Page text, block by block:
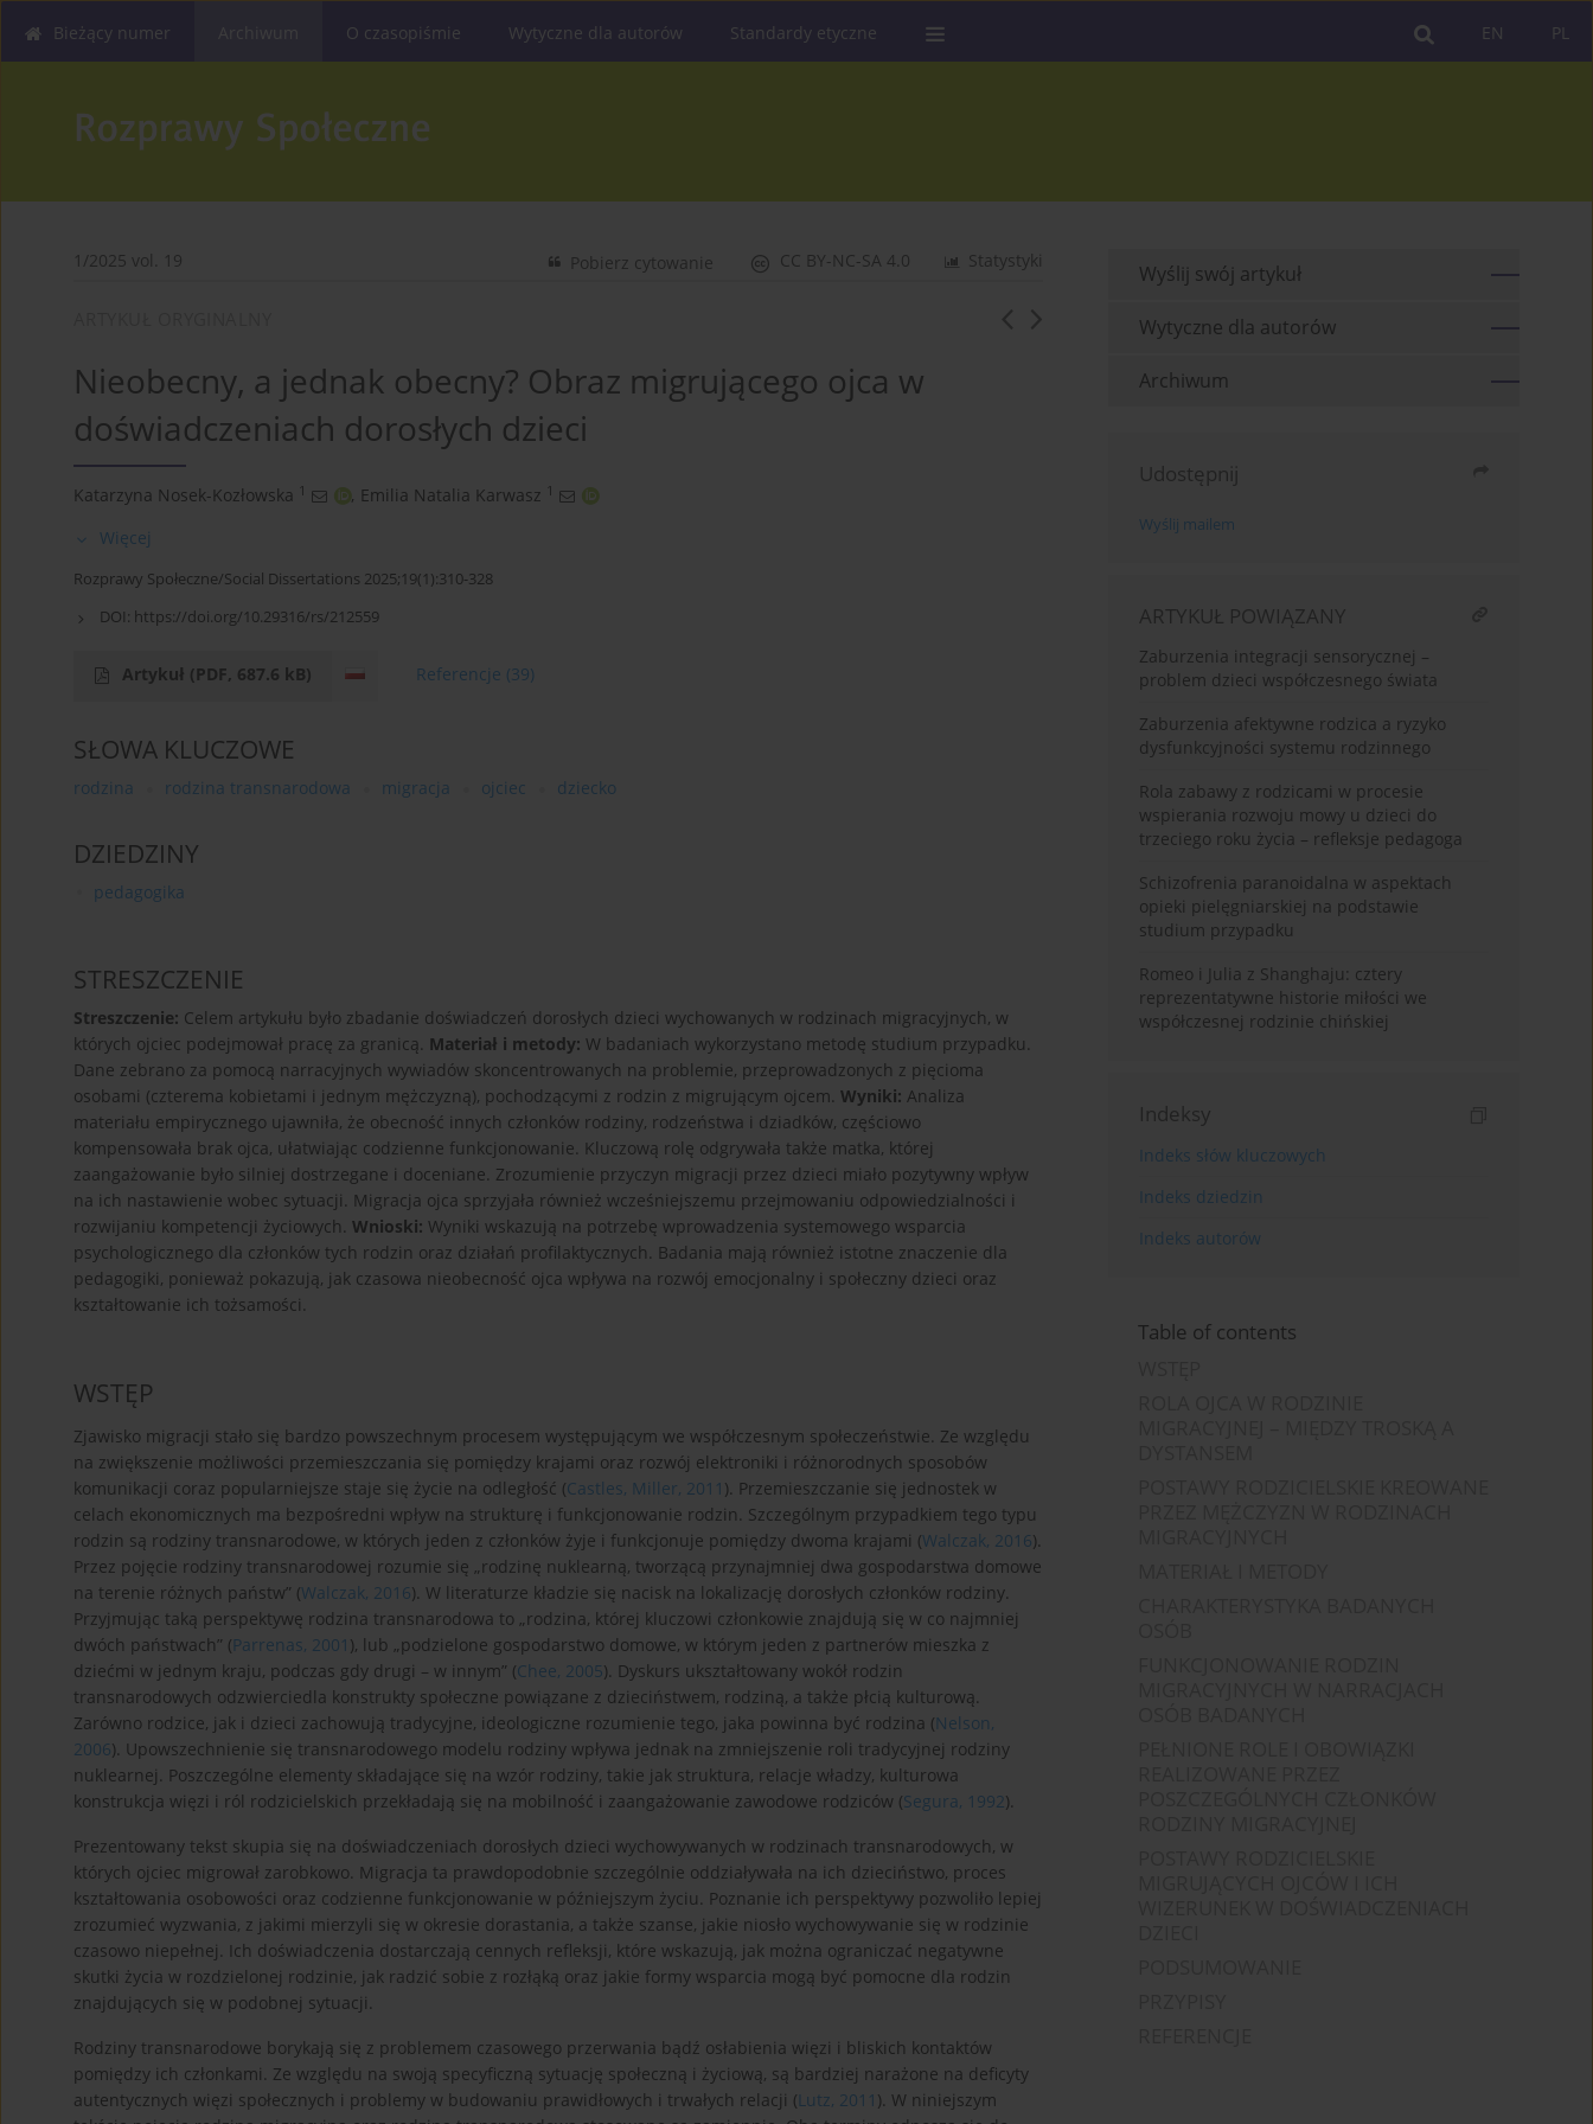
PL
EN
Bieżący numer O czasopiśmie Wytyczne dla autorów Standardy etyczne
1/2025 vol. 19 Statystyki
CC BY-NC-SA 4.0
Pobierz cytowanie
Nieobecny, a jednak obecny? Obraz migrującego ojca w
doświadczeniach dorosłych dzieci
Katarzyna Nosek-Kozłowska 1 , Emilia Natalia Karwasz 1
Więcej
Rozprawy Społeczne/Social Dissertations 2025;19(1):310-328
DOI: https://doi.org/10.29316/rs/212559
Artykuł (PDF, 687.6 kB) Referencje (39)
SŁOWA KLUCZOWE
rodzina rodzina transnarodowa migracja ojciec dziecko
DZIEDZINY
pedagogika
STRESZCZENIE
Streszczenie: Celem artykułu było zbadanie doświadczeń dorosłych dzieci wychowanych w rodzinach migracyjnych, w
których ojciec podejmował pracę za granicą. Materiał i metody: W badaniach wykorzystano metodę studium przypadku.
Dane zebrano za pomocą narracyjnych wywiadów skoncentrowanych na problemie, przeprowadzonych z pięcioma
osobami (czterema kobietami i jednym mężczyzną), pochodzącymi z rodzin z migrującym ojcem. Wyniki: Analiza
materiału empirycznego ujawniła, że obecność innych członków rodziny, rodzeństwa i dziadków, częściowo
kompensowała brak ojca, ułatwiając codzienne funkcjonowanie. Kluczową rolę odgrywała także matka, której
zaangażowanie było silniej dostrzegane i doceniane. Zrozumienie przyczyn migracji przez dzieci miało pozytywny wpływ
na ich nastawienie wobec sytuacji. Migracja ojca sprzyjała również wcześniejszemu przejmowaniu odpowiedzialności i
rozwijaniu kompetencji życiowych. Wnioski: Wyniki wskazują na potrzebę wprowadzenia systemowego wsparcia
psychologicznego dla członków tych rodzin oraz działań profilaktycznych. Badania mają również istotne znaczenie dla
pedagogiki, ponieważ pokazują, jak czasowa nieobecność ojca wpływa na rozwój emocjonalny i społeczny dzieci oraz
kształtowanie ich tożsamości.
WSTĘP
Zjawisko migracji stało się bardzo powszechnym procesem występującym we współczesnym społeczeństwie. Ze względu
na zwiększenie możliwości przemieszczania się pomiędzy krajami oraz rozwój elektroniki i różnorodnych sposobów
komunikacji coraz popularniejsze staje się życie na odległość (Castles, Miller, 2011 ). Przemieszczanie się jednostek w
celach ekonomicznych ma bezpośredni wpływ na strukturę i funkcjonowanie rodzin. Szczególnym przypadkiem tego typu
rodzin są rodziny transnarodowe, w których jeden z członków żyje i funkcjonuje pomiędzy dwoma krajami (Walczak, 2016).
Przez pojęcie rodziny transnarodowej rozumie się „rodzinę nuklearną, tworzącą przynajmniej dwa gospodarstwa domowe
na terenie różnych państw” (Walczak, 2016). W literaturze kładzie się nacisk na lokalizację dorosłych członków rodziny.
Przyjmując taką perspektywę rodzina transnarodowa to „rodzina, której kluczowi członkowie znajdują się w co najmniej
dwóch państwach” (Parrenas, 2001 ), lub „podzielone gospodarstwo domowe, w którym jeden z partnerów mieszka z
dziećmi w jednym kraju, podczas gdy drugi – w innym” (Chee, 2005). Dyskurs ukształtowany wokół rodzin
transnarodowych odzwierciedla konstrukty społeczne powiązane z dzieciństwem, rodziną, a także płcią kulturową.
Zarówno rodzice, jak i dzieci zachowują tradycyjne, ideologiczne rozumienie tego, jaka powinna być rodzina (Nelson,
2006). Upowszechnienie się transnarodowego modelu rodziny wpływa jednak na zmniejszenie roli tradycyjnej rodziny
nuklearnej. Poszczególne elementy składające się na wzór rodziny, takie jak struktura, relacje władzy, kulturowa
konstrukcja więzi i ról rodzicielskich przekładają się na mobilność i zaangażowanie zawodowe rodziców (Segura, 1992).
Prezentowany tekst skupia się na doświadczeniach dorosłych dzieci wychowywanych w rodzinach transnarodowych, w
których ojciec migrował zarobkowo. Migracja ta prawdopodobnie szczególnie oddziaływała na ich dzieciństwo, proces
kształtowania osobowości oraz codzienne funkcjonowanie w późniejszym życiu. Poznanie ich perspektywy pozwoliło lepiej
zrozumieć wyzwania, z jakimi mierzyli się w okresie dorastania, a także szanse, jakie niosło wychowywanie się w rodzinie
czasowo niepełnej. Ich doświadczenia dostarczają cennych refleksji, które wskazują, jak można ograniczać negatywne
skutki życia w rozdzielonej rodzinie, jak radzić sobie z rozłąką oraz jakie formy wsparcia mogą być pomocne dla rodzin
znajdujących się w podobnej sytuacji.
Rodziny transnarodowe borykają się z problemem czasowego przerwania bądź osłabienia więzi i bliskich kontaktów
pomiędzy ich członkami. Ze względu na swoją specyficzną sytuację społeczną i życiową, są bardziej narażone na deficyty
autentycznych więzi społecznych i problemy w budowaniu prawidłowych i trwałych relacji (Lutz, 2011 ). W niniejszym
Wyślij swój artykuł
Wytyczne dla autorów
Archiwum
Udostępnij
Wyślij mailem
ARTYKUŁ POWIĄZANY
Zaburzenia integracji sensorycznej –
problem dzieci współczesnego świata
Zaburzenia afektywne rodzica a ryzyko
dysfunkcyjności systemu rodzinnego
Rola zabawy z rodzicami w procesie
wspierania rozwoju mowy u dzieci do
trzeciego roku życia – refleksje pedagoga
Schizofrenia paranoidalna w aspektach
opieki pielęgniarskiej na podstawie
studium przypadku
Romeo i Julia z Shanghaju: cztery
reprezentatywne historie miłości we
współczesnej rodzinie chińskiej
Indeksy
Indeks słów kluczowych
Indeks dziedzin
Indeks autorów
Table of contents